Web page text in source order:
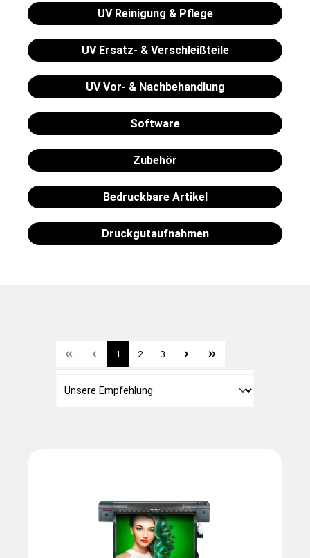
UV Reinigung & Pflege
UV Ersatz- & Verschleißteile
UV Vor- & Nachbehandlung
Software
Zubehör
Bedruckbare Artikel
Druckgutaufnahmen
1 2 3